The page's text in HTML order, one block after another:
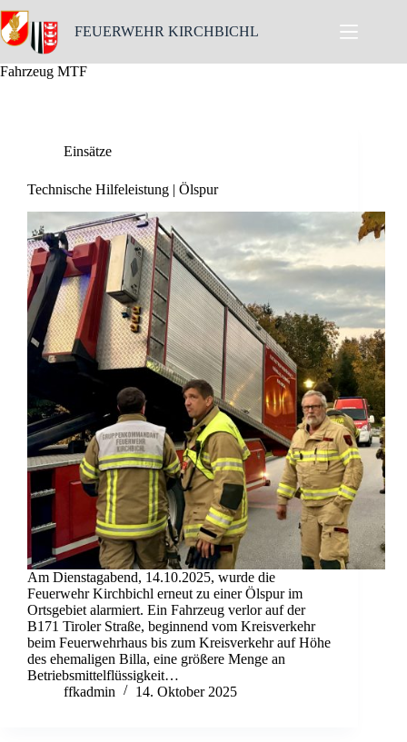
Skip
to
content
FEUERWEHR KIRCHBICHL
Fahrzeug MTF
Einsätze
Technische Hilfeleistung | Ölspur
Am Dienstagabend, 14.10.2025, wurde die
Feuerwehr Kirchbichl erneut zu einer Ölspur im
Ortsgebiet alarmiert. Ein Fahrzeug verlor auf der
B171 Tiroler Straße, beginnend vom Kreisverkehr
beim Feuerwehrhaus bis zum Kreisverkehr auf Höhe
des ehemaligen Billa, eine größere Menge an
Betriebsmittelflüssigkeit…
ffkadmin
14. Oktober 2025